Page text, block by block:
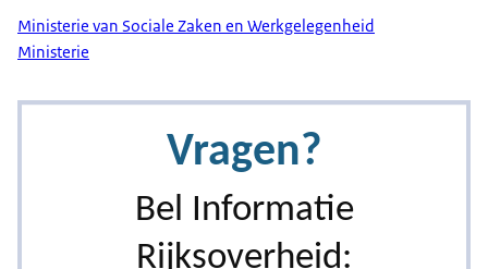
Ministerie van Sociale Zaken en Werkgelegenheid
Ministerie